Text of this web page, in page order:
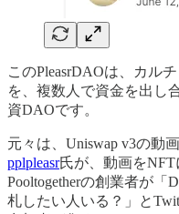
このPleasrDAOは、カル
を、複数人で資金を出し
資DAOです。
元々は、Uniswap v3の動
pplpleasr氏が、動画をNFT
Pooltogetherの創業者が
札したい人いる？」と